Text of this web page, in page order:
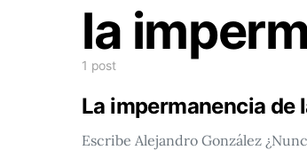
la
1 post
La impermanencia de
Escribe Alejandro González